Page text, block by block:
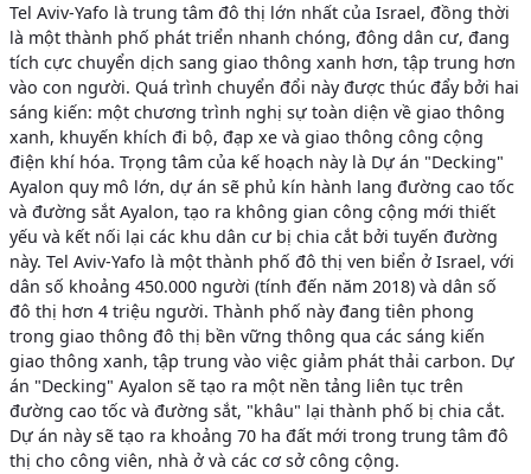
Tel Aviv-Yafo là trung tâm đô thị lớn nhất của Israel, đồng thời
là một thành phố phát triển nhanh chóng, đông dân cư, đang
tích cực chuyển dịch sang giao thông xanh hơn, tập trung hơn
vào con người. Quá trình chuyển đổi này được thúc đẩy bởi hai
sáng kiến: một chương trình nghị sự toàn diện về giao thông
xanh, khuyến khích đi bộ, đạp xe và giao thông công cộng
điện khí hóa. Trọng tâm của kế hoạch này là Dự án "Decking"
Ayalon quy mô lớn, dự án sẽ phủ kín hành lang đường cao tốc
và đường sắt Ayalon, tạo ra không gian công cộng mới thiết
yếu và kết nối lại các khu dân cư bị chia cắt bởi tuyến đường
này. Tel Aviv-Yafo là một thành phố đô thị ven biển ở Israel, với
dân số khoảng 450.000 người (tính đến năm 2018) và dân số
đô thị hơn 4 triệu người. Thành phố này đang tiên phong
trong giao thông đô thị bền vững thông qua các sáng kiến
giao thông xanh, tập trung vào việc giảm phát thải carbon. Dự
án "Decking" Ayalon sẽ tạo ra một nền tảng liên tục trên
đường cao tốc và đường sắt, "khâu" lại thành phố bị chia cắt.
Dự án này sẽ tạo ra khoảng 70 ha đất mới trong trung tâm đô
thị cho công viên, nhà ở và các cơ sở công cộng.